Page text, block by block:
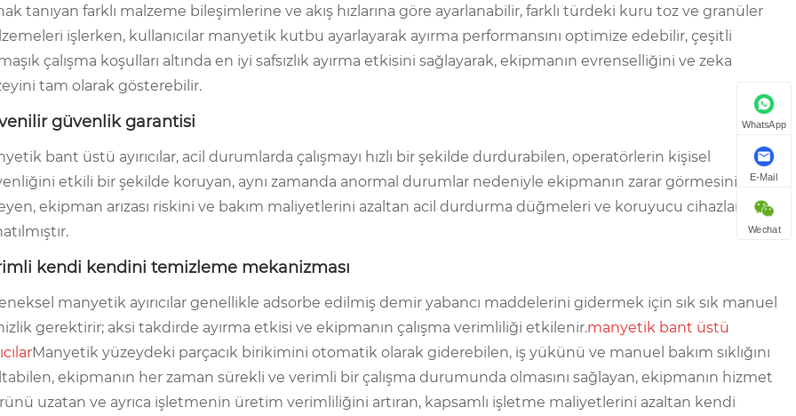
tanıyan farklı malzeme bileşimlerine ve akış hızlarına göre ayarlanabilir, farklı türdeki kuru toz ve granüler
işlerken, kullanıcılar manyetik kutbu ayarlayarak ayırma performansını optimize edebilir, çeşitli
çalışma koşulları altında en iyi safsızlık ayırma etkisini sağlayarak, ekipmanın evrenselliğini ve zeka
tam olarak gösterebilir.
güvenlik garantisi
bant üstü ayırıcılar, acil durumlarda çalışmayı hızlı bir şekilde durdurabilen, operatörlerin kişisel
etkili bir şekilde koruyan, aynı zamanda anormal durumlar nedeniyle ekipmanın zarar görmesini
ekipman arızası riskini ve bakım maliyetlerini azaltan acil durdurma düğmeleri ve koruyucu cihazlarla
kendi kendini temizleme mekanizması
manyetik ayırıcılar genellikle adsorbe edilmiş demir yabancı maddelerini gidermek için sık sık manuel
gerektirir; aksi takdirde ayırma etkisi ve ekipmanın çalışma verimliliği etkilenir.manyetik bant üstü
Manyetik yüzeydeki parçacık birikimini otomatik olarak giderebilen, iş yükünü ve manuel bakım sıklığını
ekipmanın her zaman sürekli ve verimli bir çalışma durumunda olmasını sağlayan, ekipmanın hizmet
uzatan ve ayrıca işletmenin üretim verimliliğini artıran, kapsamlı işletme maliyetlerini azaltan kendi
WhatsApp
E-Mail
Wechat